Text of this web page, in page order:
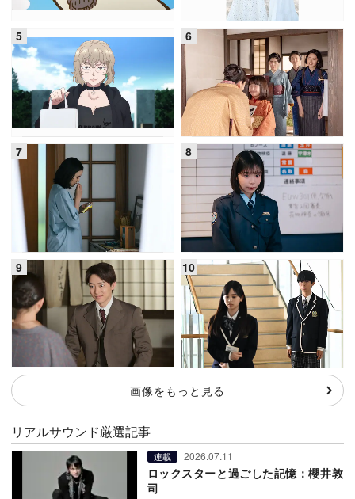
画像をもっと見る
リアルサウンド厳選記事
連載 2026.07.11
ロックスターと過ごした記憶：櫻井敦
司